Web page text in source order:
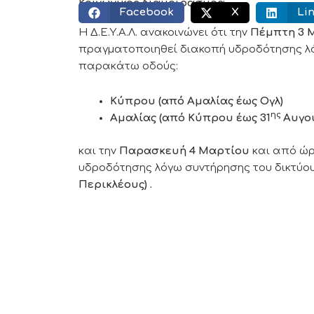
Κοινωνικός διαμοιρασμός:
Facebook X
Η Δ.Ε.Υ.Α.Λ. ανακοινώνει ότι την Πέμπτη 3
πραγματοποιηθεί διακοπή υδροδότησης
παρακάτω οδούς:
Κύπρου (από Αμαλίας έως Ογλ)
Αμαλίας (από Κύπρου έως 31 ης
και την Παρασκευή 4 Μαρτίου και από
υδροδότησης λόγω συντήρησης του
Περικλέους) .